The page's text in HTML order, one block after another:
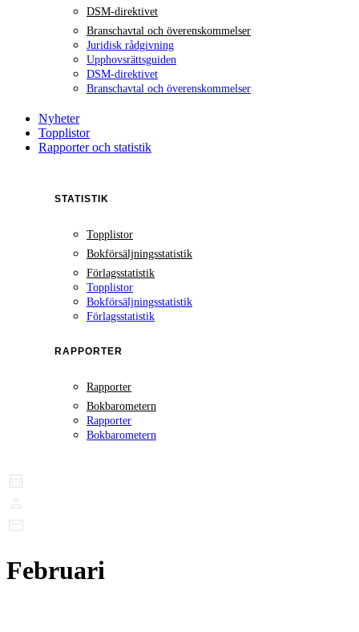
DSM-direktivet
Branschavtal och överenskommelser
Juridisk rådgivning
Upphovsrättsguiden
DSM-direktivet
Branschavtal och överenskommelser
Nyheter
Topplistor
Rapporter och statistik
STATISTIK
Topplistor
Bokförsäljningsstatistik
Förlagsstatistik
Topplistor
Bokförsäljningsstatistik
Förlagsstatistik
RAPPORTER
Rapporter
Bokbarometern
Rapporter
Bokbarometern
Februari